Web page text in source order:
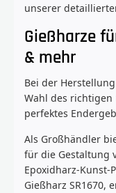
unserer
Gießharze
& mehr
Bei der
Wahl des richtigen
perfektes
Als Großhändler
für die Gestaltung
Epoxidharz-Kunst-
Gießharz SR1670,